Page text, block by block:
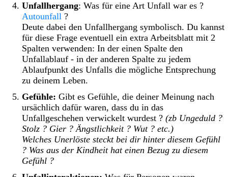
Unfallhergang: Was für eine Art Unfall war es ?
Autounfall ?
Deute dabei den Unfallhergang symbolisch. Du kannst
für diese Frage eventuell ein extra Arbeitsblatt mit 2
Spalten verwenden: In der einen Spalte den
Unfallablauf - in der anderen Spalte zu jedem
Ablaufpunkt des Unfalls die mögliche Entsprechung
zu deinem Leben.
Gefühle: Gibt es Gefühle, die deiner Meinung nach
ursächlich dafür waren, dass du in das
Unfallgeschehen verwickelt wurdest ? (zb Ungeduld ?
Stolz ? Gier ? Ängstlichkeit ? Wut ? etc.)
Welches Unerlöste steckt bei dir hinter diesem Gefühl
? Was aus der Kindheit hat einen Bezug zu diesem
Gefühl ?